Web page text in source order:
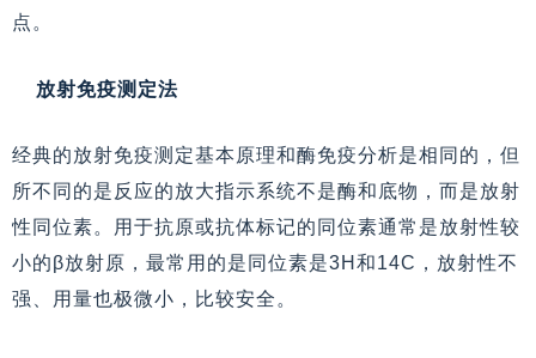
点。
放射免疫测定法
经典的放射免疫测 定基本原理和酶免疫分析是相同的，但
所不同的是反应的放大指示系统不是酶和底物，而是放射
性同位素。用于抗原或抗体标记的同位素通常是放射性较
小的β放射原，最常用的是同位素是3H和14C，放射性不
强、用量也极微小，比较安全。